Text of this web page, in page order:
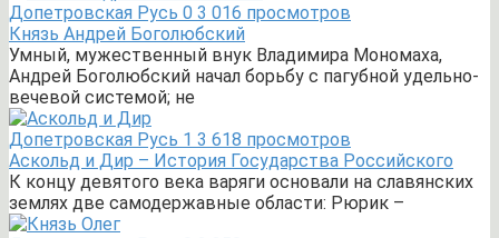
Допетровская Русь 0 3 016 просмотров
Князь Андрей Боголюбский
Умный, мужественный внук Владимира Мономаха,
Андрей Боголюбский начал борьбу с пагубной удельно-
вечевой системой; не
Допетровская Русь 1 3 618 просмотров
Аскольд и Дир – История Государства Российского
К концу девятого века варяги основали на славянских
землях две самодержавные области: Рюрик –